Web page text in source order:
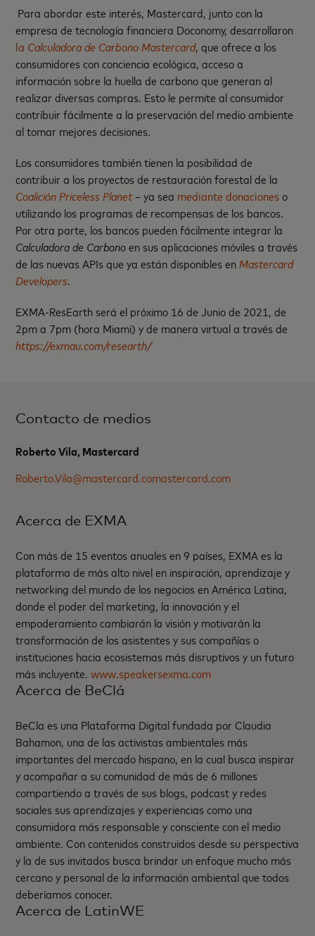
Para abordar este interés, Mastercard, junto con la
empresa de tecnología financiera Doconomy, desarrollaron
la Calculadora de Carbono Mastercard, que ofrece a los
consumidores con conciencia ecológica, acceso a
información sobre la huella de carbono que generan al
realizar diversas compras. Esto le permite al consumidor
contribuir fácilmente a la preservación del medio ambiente
al tomar mejores decisiones.
Los consumidores también tienen la posibilidad de
contribuir a los proyectos de restauración forestal de la
Coalición Priceless Planet– ya sea mediante donacioneso
utilizando los programas de recompensas de los bancos.
Por otra parte, los bancos pueden fácilmente integrar la
Calculadora de Carbonoen sus aplicaciones móviles a través
de las nuevas APIs que ya están disponibles enMastercard
Developers.
EXMA-ResEarth será el próximo 16 de Junio de 2021, de
2pm a 7pm (hora Miami) y de manera virtual a través de
https://exmau.com/researth/
Contacto de medios
Roberto Vila, Mastercard
Roberto.Vila@mastercard.comastercard.com
Acerca de EXMA
Con más de 15 eventos anuales en 9 países, EXMA es la
plataforma de más alto nivel en inspiración, aprendizaje y
networking del mundo de los negocios en América Latina,
donde el poder del marketing, la innovación y el
empoderamiento cambiarán la visión y motivarán la
transformación de los asistentes y sus compañías o
instituciones hacia ecosistemas más disruptivos y un futuro
más incluyente.www.speakersexma.com
Acerca de BeClá
BeCla es una Plataforma Digital fundada por Claudia
Bahamon, una de las activistas ambientales más
importantes del mercado hispano, en la cual busca inspirar
y acompañar a su comunidad de más de 6 millones
compartiendo a través de sus blogs, podcast y redes
sociales sus aprendizajes y experiencias como una
consumidora más responsable y consciente con el medio
ambiente. Con contenidos construidos desde su perspectiva
y la de sus invitados busca brindar un enfoque mucho más
cercano y personal de la información ambiental que todos
deberíamos conocer.
Acerca de LatinWE